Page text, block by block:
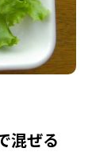
混ぜる